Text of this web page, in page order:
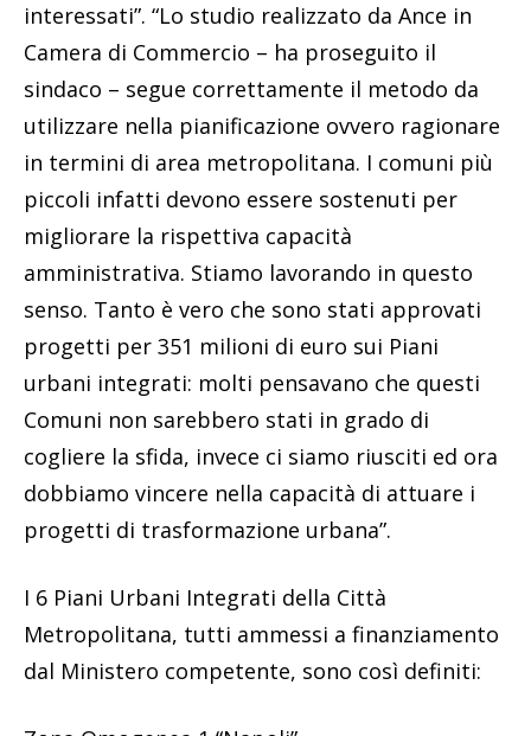
interessati”. “Lo studio realizzato da Ance in
Camera di Commercio – ha proseguito il
sindaco – segue correttamente il metodo da
utilizzare nella pianificazione ovvero ragionare
in termini di area metropolitana. I comuni più
piccoli infatti devono essere sostenuti per
migliorare la rispettiva capacità
amministrativa. Stiamo lavorando in questo
senso. Tanto è vero che sono stati approvati
progetti per 351 milioni di euro sui Piani
urbani integrati: molti pensavano che questi
Comuni non sarebbero stati in grado di
cogliere la sfida, invece ci siamo riusciti ed ora
dobbiamo vincere nella capacità di attuare i
progetti di trasformazione urbana”.
I 6 Piani Urbani Integrati della Città
Metropolitana, tutti ammessi a finanziamento
dal Ministero competente, sono così definiti: